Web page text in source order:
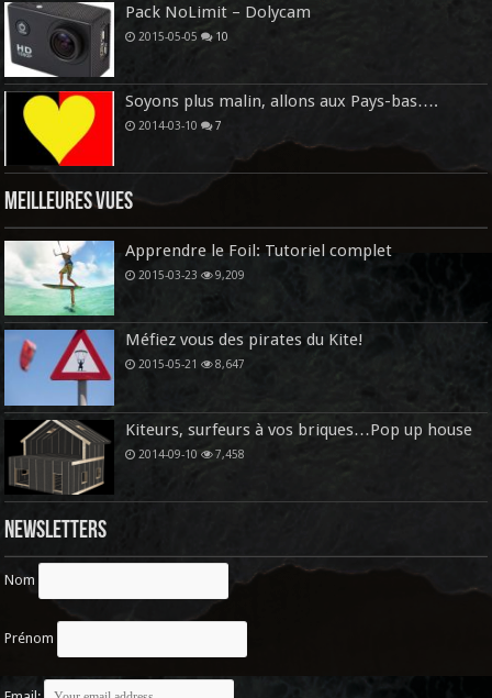
Pack NoLimit – Dolycam
2015-05-05 10
Soyons plus malin, allons aux Pays-bas….
2014-03-10 7
Meilleures vues
Apprendre le Foil: Tutoriel complet
2015-03-23 9,209
Méfiez vous des pirates du Kite!
2015-05-21 8,647
Kiteurs, surfeurs à vos briques…Pop up house
2014-09-10 7,458
Newsletters
Nom
Prénom